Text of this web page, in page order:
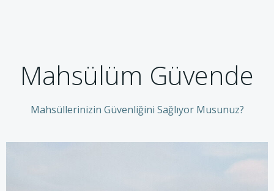
Mahsülüm Güvende
Mahsüllerinizin Güvenliğini Sağlıyor Musunuz?